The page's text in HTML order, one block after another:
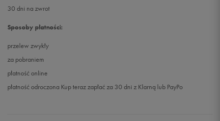
30 dni na zwrot
Sposoby płatności:
przelew zwykły
za pobraniem
płatność online
płatność odroczona Kup teraz zapłać za 30 dni z Klarną lub PayPo